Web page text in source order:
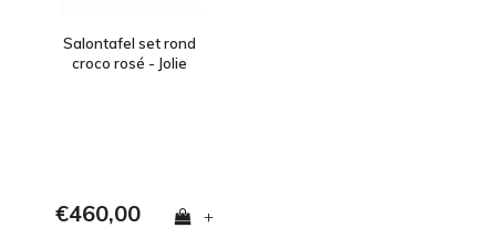
Salontafel set rond
croco rosé - Jolie
€460,00 +